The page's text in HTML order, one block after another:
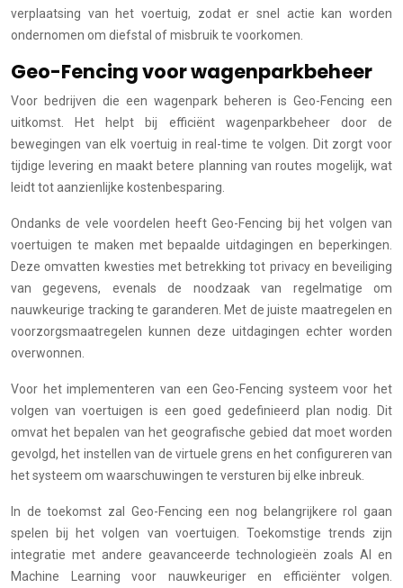
verplaatsing van het voertuig, zodat er snel actie kan worden
ondernomen om diefstal of misbruik te voorkomen.
Geo-Fencing voor wagenparkbeheer
Voor bedrijven die een wagenpark beheren is Geo-Fencing een
uitkomst. Het helpt bij efficiënt wagenparkbeheer door de
bewegingen van elk voertuig in real-time te volgen. Dit zorgt voor
tijdige levering en maakt betere planning van routes mogelijk, wat
leidt tot aanzienlijke kostenbesparing.
Ondanks de vele voordelen heeft Geo-Fencing bij het volgen van
voertuigen te maken met bepaalde uitdagingen en beperkingen.
Deze omvatten kwesties met betrekking tot privacy en beveiliging
van gegevens, evenals de noodzaak van regelmatige om
nauwkeurige tracking te garanderen. Met de juiste maatregelen en
voorzorgsmaatregelen kunnen deze uitdagingen echter worden
overwonnen.
Voor het implementeren van een Geo-Fencing systeem voor het
volgen van voertuigen is een goed gedefinieerd plan nodig. Dit
omvat het bepalen van het geografische gebied dat moet worden
gevolgd, het instellen van de virtuele grens en het configureren van
het systeem om waarschuwingen te versturen bij elke inbreuk.
In de toekomst zal Geo-Fencing een nog belangrijkere rol gaan
spelen bij het volgen van voertuigen. Toekomstige trends zijn
integratie met andere geavanceerde technologieën zoals AI en
Machine Learning voor nauwkeuriger en efficiënter volgen.